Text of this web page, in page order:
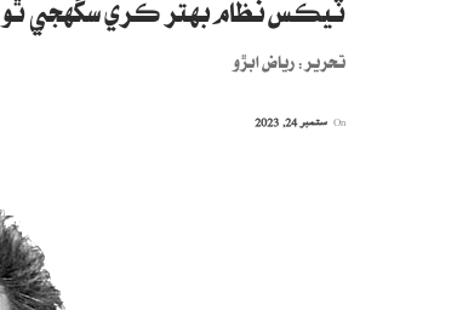
ٽيڪس نظام بهتر ڪري سگهجي ٿو
تحرير: رياض ابڙو